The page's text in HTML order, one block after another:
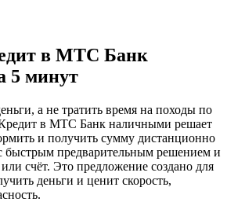
в МТС Банк
5 минут
а не тратить время на походы по
в МТС Банк наличными решает
и получить сумму дистанционно
быстрым предварительным решением и
счёт. Это предложение создано для
деньги и ценит скорость,